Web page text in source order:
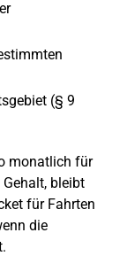
(§ 9
monatlich für
bleibt
für Fahrten
die